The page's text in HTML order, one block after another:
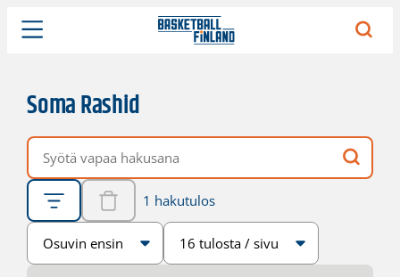
Soma Rashid
Vapaa hakusana
1 hakutulos
Järjestys
Sivukoko